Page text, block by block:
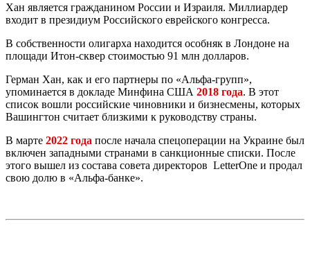
Хан является гражданином России и Израиля. Миллиардер
входит в президиум Российского еврейского конгресса.
В собственности олигарха находится особняк в Лондоне на
площади Итон-сквер стоимостью 91 млн долларов.
Герман Хан, как и его партнеры по «Альфа-групп»,
упоминается в докладе Минфина США 2018 года. В этот
список вошли российские чиновники и бизнесмены, которых
Вашингтон считает близкими к руководству страны.
В марте 2022 года после начала спецоперации на Украине был
включен западными странами в санкционные списки. После
этого вышел из состава совета директоров LetterOne и продал
свою долю в «Альфа-банке».